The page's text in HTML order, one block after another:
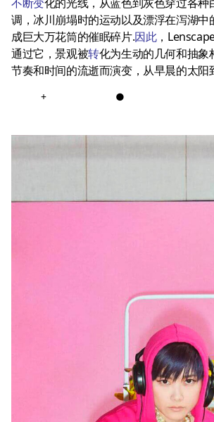
调，冰川崩塌时的运动以及漂浮在泻湖中
成巨大万花筒的催眠碎片.因此，
通过它，景观被转化为生动的几何和抽象
节奏和时间的流逝而演变，从早晨的太阳
+ ●